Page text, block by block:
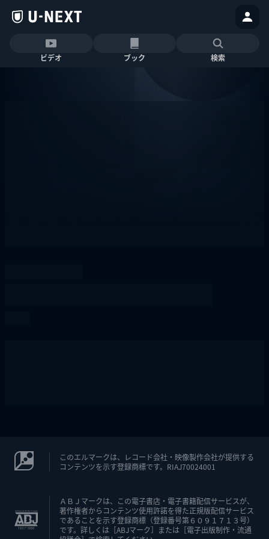
ビデオ ブック 検索
このエルマークは、レコード会社・映像製作会社が提供する
コンテンツを示す登録商標です。RIAJ70024001
ＡＢＪマークは、この電子書店・電子書籍配信サービスが、
著作権者からコンテンツ使用許諾を得た正規版配信サービス
であることを示す登録商標（登録番号第６０９１７１３号）
です。詳しくは［ABJマーク］または［電子出版制作・流通